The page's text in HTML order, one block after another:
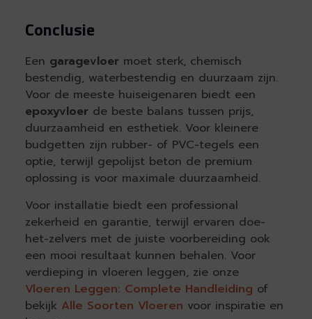
Conclusie
Een garagevloermoet sterk, chemisch
bestendig, waterbestendig en duurzaam zijn.
Voor de meeste huiseigenaren biedt een
epoxyvloerde beste balans tussen prijs,
duurzaamheid en esthetiek. Voor kleinere
budgetten zijn rubber- of PVC-tegels een
optie, terwijl gepolijst beton de premium
oplossing is voor maximale duurzaamheid.
Voor installatie biedt een professional
zekerheid en garantie, terwijl ervaren doe-
het-zelvers met de juiste voorbereiding ook
een mooi resultaat kunnen behalen. Voor
verdieping in vloeren leggen, zie onze
Vloeren Leggen: Complete Handleiding of
bekijk Alle Soorten Vloeren voor inspiratie en